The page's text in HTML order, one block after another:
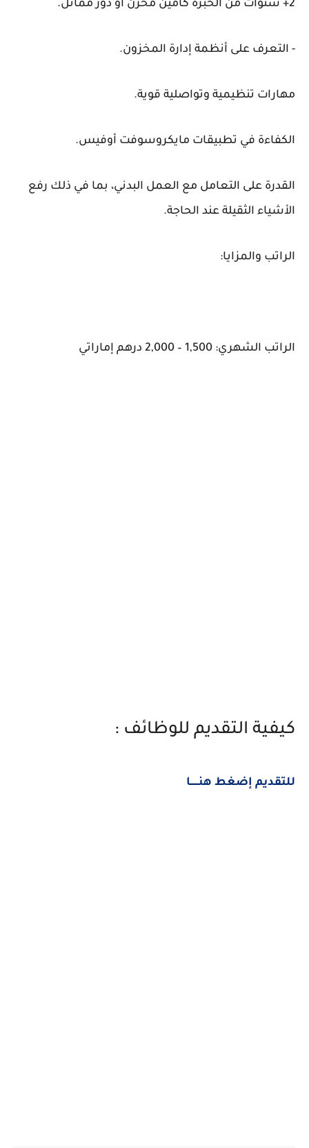
2+ سنوات من الخبرة كأمين مخزن أو دور مماثل.
- التعرف على أنظمة إدارة المخزون.
مهارات تنظيمية وتواصلية قوية.
الكفاءة في تطبيقات مايكروسوفت أوفيس.
القدرة على التعامل مع العمل البدني، بما في ذلك رفع
الأشياء الثقيلة عند الحاجة.
الراتب والمزايا:
الراتب الشهري: 1,500 – 2,000 درهم إماراتي
كيفية التقديم للوظائف :
للتقديم إضغط هنــــــا